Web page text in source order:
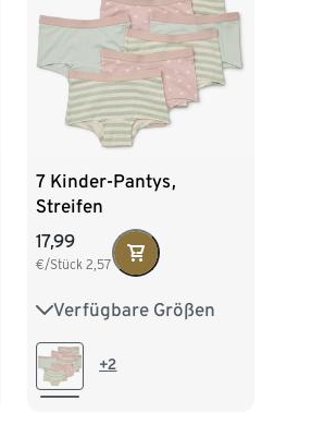
7 Kinder-Pantys,
Streifen
17,99
€/Stück2,57
Verfügbare Größen
86/92 98/104
110/116 +2